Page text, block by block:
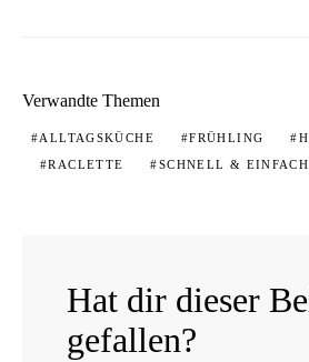
Verwandte Themen
ALLTAGSKÜCHE FRÜHLING
RACLETTE
SCHNELL & EINFACH
Hat dir dieser
gefallen?